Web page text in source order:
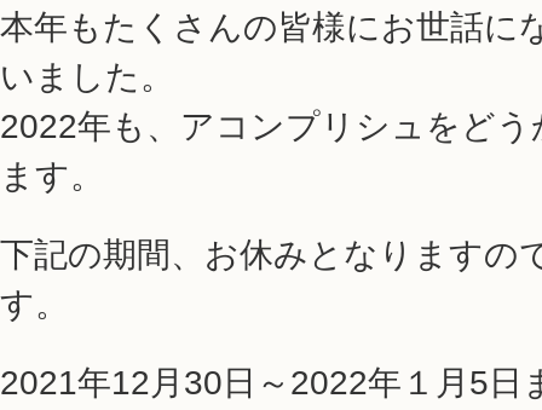
本年もたくさんの皆様にお世話に
いました。
2022年も、アコンプリシュをど
ます。
下記の期間、お休みとなりますの
す。
2021年12月30日～2022年１月5日